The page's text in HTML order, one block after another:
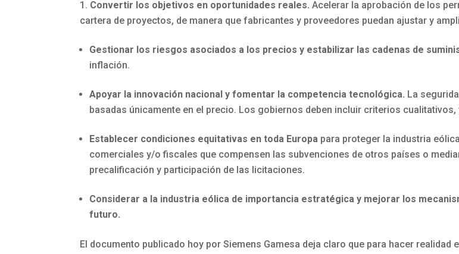
Convertir los objetivos en oportunidades reales.Acelerar la aprobación de los
cartera de proyectos, de manera que fabricantes y proveedores puedan ajustar y
Gestionar los riesgos asociados a los precios y estabilizar las cadenas de
inflación.
Apoyar la innovación nacional y fomentar la competencia tecnológica. La
basadas únicamente en el precio. Los gobiernos deben incluir criterios
Establecer condiciones equitativas en toda Europa para proteger la industria
comerciales y/o fiscales que compensen las subvenciones de otros países o
precalificación y participación de las licitaciones.
Considerar a la industria eólica de importancia estratégica y mejorar los
futuro.
El documento publicado hoy por Siemens Gamesa deja claro que para hacer